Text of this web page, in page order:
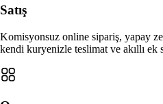
Satış
Komisyonsuz online sipariş, yapay
kendi kuryenizle teslimat ve akıllı ek